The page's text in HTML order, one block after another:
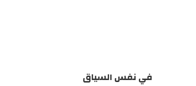
في نفس السياق